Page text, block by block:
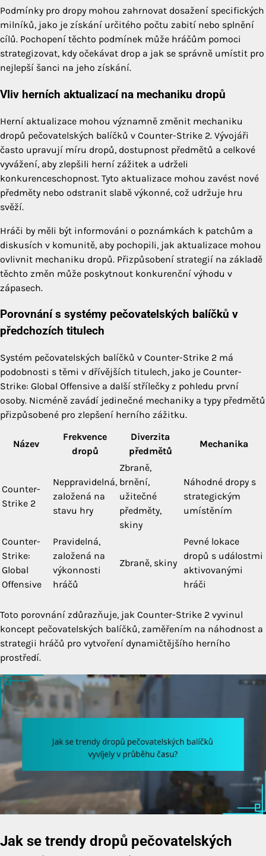
Podmínky pro dropy mohou zahrnovat dosažení specifických
milníků, jako je získání určitého počtu zabití nebo splnění
cílů. Pochopení těchto podmínek může hráčům pomoci
strategizovat, kdy očekávat drop a jak se správně umístit pro
nejlepší šanci na jeho získání.
Vliv herních aktualizací na mechaniku dropů
Herní aktualizace mohou významně změnit mechaniku
dropů pečovatelských balíčků v Counter-Strike 2. Vývojáři
často upravují míru dropů, dostupnost předmětů a celkové
vyvážení, aby zlepšili herní zážitek a udrželi
konkurenceschopnost. Tyto aktualizace mohou zavést nové
předměty nebo odstranit slabě výkonné, což udržuje hru
svěží.
Hráči by měli být informováni o poznámkách k patchům a
diskusích v komunitě, aby pochopili, jak aktualizace mohou
ovlivnit mechaniku dropů. Přizpůsobení strategií na základě
těchto změn může poskytnout konkurenční výhodu v
zápasech.
Porovnání s systémy pečovatelských balíčků v
předchozích titulech
Systém pečovatelských balíčků v Counter-Strike 2 má
podobnosti s těmi v dřívějších titulech, jako je Counter-
Strike: Global Offensive a další střílečky z pohledu první
osoby. Nicméně zavádí jedinečné mechaniky a typy předmětů
přizpůsobené pro zlepšení herního zážitku.
Název
Frekvence
dropů
Diverzita
předmětů
Mechanika
Counter-
Strike 2
Neppravidelná,
založená na
stavu hry
Zbraně,
brnění,
užitečné
předměty,
skiny
Náhodné dropy s
strategickým
umístěním
Counter-
Strike:
Global
Offensive
Pravidelná,
založená na
výkonnosti
hráčů
Zbraně, skiny
Pevné lokace
dropů s událostmi
aktivovanými
hráči
Toto porovnání zdůrazňuje, jak Counter-Strike 2 vyvinul
koncept pečovatelských balíčků, zaměřením na náhodnost a
strategii hráčů pro vytvoření dynamičtějšího herního
prostředí.
Jak se trendy dropů pečovatelských